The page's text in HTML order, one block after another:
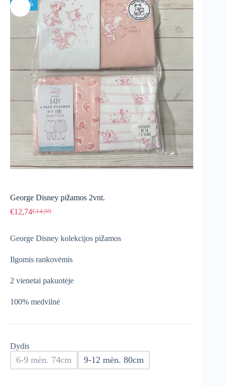
-15%
George Disney pižamos 2vnt.
€14,99
Original
€14,99.
€12,74Current
€12,74.
George Disney kolekcijos pižamos
Ilgomis rankovėmis
2 vienetai pakuotėje
100% medvilnė
Dydis
6-9 mėn. 74cm 9-12 mėn. 80cm